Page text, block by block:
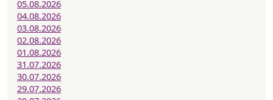
05.08.2026
04.08.2026
03.08.2026
02.08.2026
01.08.2026
31.07.2026
30.07.2026
29.07.2026